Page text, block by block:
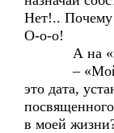
Нет!.. Почему
О-о-о!
А на
– «Мой
это дата,
в моей